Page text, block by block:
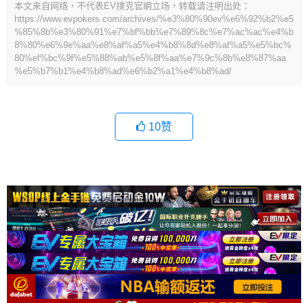
本文来自网络，不代表EV撲克官網立场，转载请注明出处：
https://www.evpokers.com/archives/%e3%80%90ev%e6%92%b2%e5
%85%8b%e3%80%91%e7%bf%bb%e7%89%8c%e7%ac%ac%e4%b
8%80%e6%9e%aa%e8%af%a5%e4%b8%8d%e8%af%a5%e5%bc%
80%ef%bc%9f%e5%88%ab%e5%8f%aa%e7%9c%8b%e8%87%aa
%e5%b7%b1%e4%b8%ad%e6%b2%a1%e4%b8%ad/
10赞